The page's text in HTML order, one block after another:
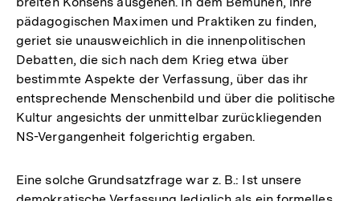
pädagogischen Maximen und Praktiken zu finden,
geriet sie unausweichlich in die innenpolitischen
Debatten, die sich nach dem Krieg etwa über
bestimmte Aspekte der Verfassung, über das ihr
entsprechende Menschenbild und über die politische
Kultur angesichts der unmittelbar zurückliegenden
NS-Vergangenheit folgerichtig ergaben.
Eine solche Grundsatzfrage war z. B.: Ist unsere